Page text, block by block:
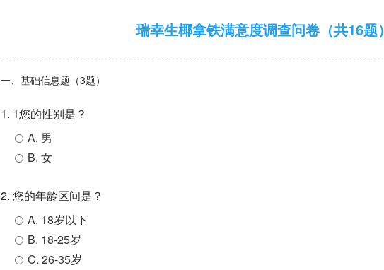
瑞幸生椰拿铁满意度调查问卷（共16题）
一、基础信息题（3题）
1. 1您的性别是？
A. 男
B. 女
2. 您的年龄区间是？
A. 18岁以下
B. 18-25岁
C. 26-35岁